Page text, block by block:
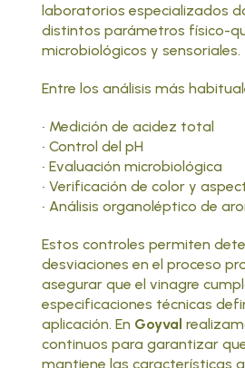
laboratorios especializados
distintos parámetros físico-
microbiológicos y sensoriales.
Entre los análisis más
• Medición de acidez total
• Control del pH
• Evaluación microbiológica
• Verificación de color y
• Análisis organoléptico de
Estos controles permiten
desviaciones en el proceso
asegurar que el vinagre
especificaciones técnicas
aplicación. En Goyval
continuos para garantizar
mantiene las características